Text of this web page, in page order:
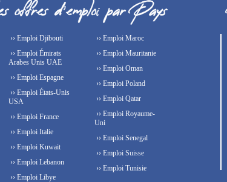
›› Emploi Djibouti
›› Emploi Émirats
Arabes Unis UAE
›› Emploi Espagne
›› Emploi États-Unis
USA
›› Emploi France
›› Emploi Italie
›› Emploi Kuwait
›› Emploi Lebanon
›› Emploi Libye
›› Emploi Maroc
›› Emploi Mauritanie
›› Emploi Oman
›› Emploi Poland
›› Emploi Qatar
›› Emploi Royaume-
Uni
›› Emploi Senegal
›› Emploi Suisse
›› Emploi Tunisie